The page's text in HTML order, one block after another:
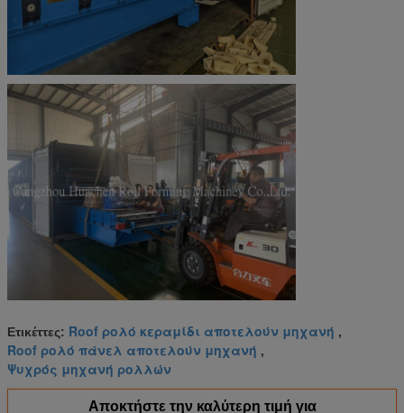
Ετικέττες: Roof ρολό κεραμίδι αποτελούν μηχανή ,
Roof ρολό πάνελ αποτελούν μηχανή ,
Ψυχρός μηχανή ρολλών
Αποκτήστε την καλύτερη τιμή για